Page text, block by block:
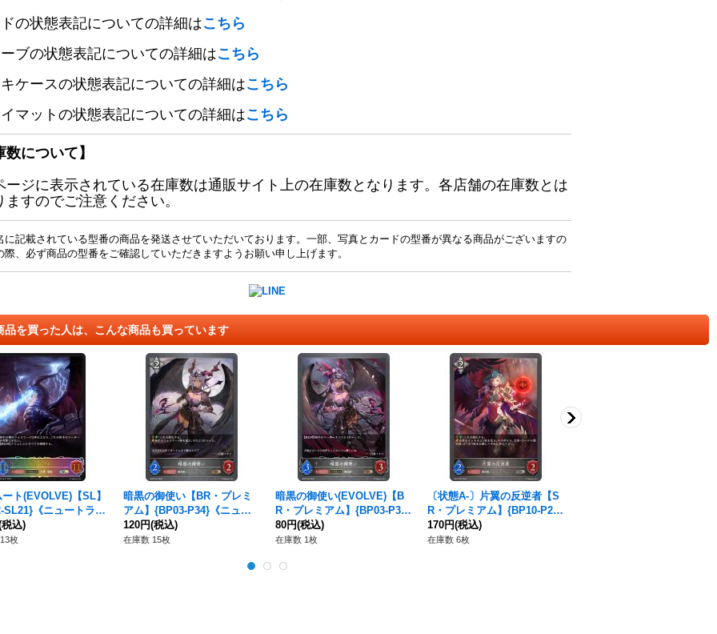
の状態表記についての詳細はこちら
ブの状態表記についての詳細はこちら
ケースの状態表記についての詳細はこちら
マットの状態表記についての詳細はこちら
数について】
ージに表示されている在庫数は通販サイト上の在庫数となります。各店舗の在庫数とは
ますのでご注意ください。
記載されている型番の商品を発送させていただいております。一部、写真とカードの型番が異なる商品がございますの
際、必ず商品の型番をご確認していただきますようお願い申し上げます。
品を買った人は、こんな商品も買っています
ト(EVOLVE)【SL】
SL21}《ニュートラ
税込)
枚
暗黒の御使い【BR・プレミ
アム】{BP03-P34}《ニュー
トラル》
120円(税込)
在庫数 15枚
暗黒の御使い(EVOLVE)【B
R・プレミアム】{BP03-P35}
《ニュートラル》
80円(税込)
在庫数 1枚
〔状態A-〕片翼の反逆者【S
R・プレミアム】{BP10-P25}
《ニュートラル》
170円(税込)
在庫数 6枚